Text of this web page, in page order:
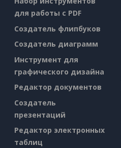
для работы с PDF
Создатель флипбуков
Создатель диаграмм
Инструмент для
графического дизайна
Редактор документов
Создатель
презентаций
Редактор электронных
таблиц